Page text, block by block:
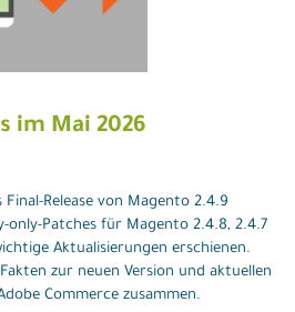
im Mai 2026
Release von Magento 2.4.9
Patches für Magento 2.4.8, 2.4.7
Aktualisierungen erschienen.
zur neuen Version und aktuellen
Commerce zusammen.